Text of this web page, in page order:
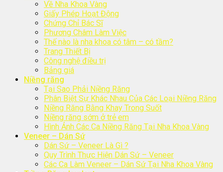
Về Nha Khoa Vàng
Giấy Phép Hoạt Động
Chứng Chỉ Bác Sĩ
Phương Châm Làm Việc
Thế nào là nha khoa có tâm – có tầm?
Trang Thiết Bị
Công nghệ điều trị
Bảng giá
Niềng răng
Tại Sao Phải Niềng Răng
Phân Biệt Sự Khác Nhau Của Các Loại Niềng Răng
Niềng Răng Bằng Khay Trong Suốt
Niềng răng sớm ở trẻ em
Hình Ảnh Các Ca Niềng Răng Tại Nha Khoa Vàng
Veneer – Dán Sứ
Dán Sứ – Veneer Là Gì ?
Quy Trình Thực Hiện Dán Sứ – Veneer
Các Ca Làm Veneer – Dán Sứ Tại Nha Khoa Vàng